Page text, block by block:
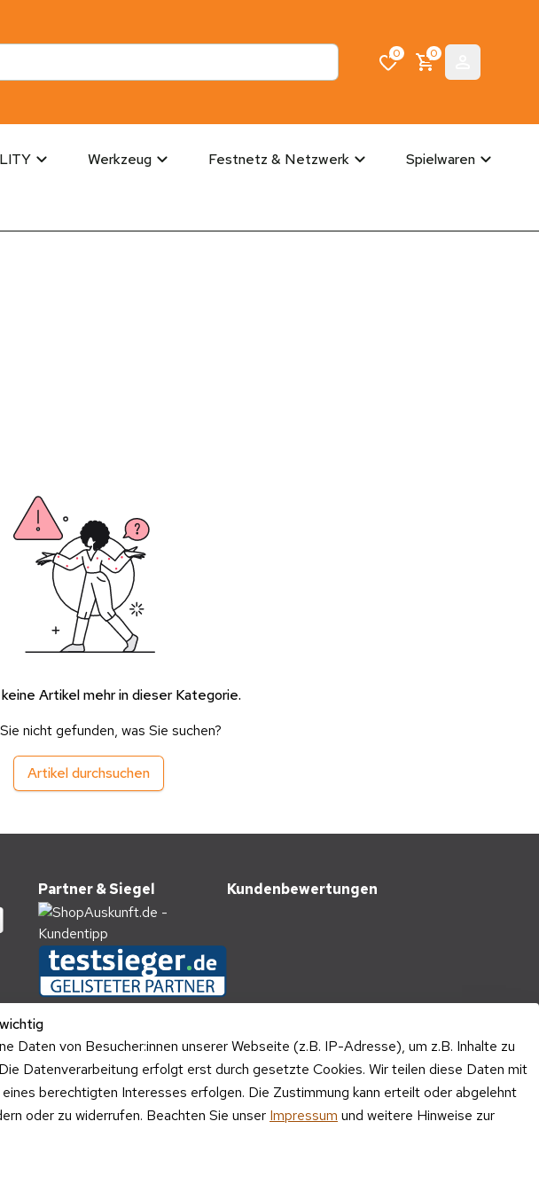
0 0
Werkzeug Festnetz & Netzwerk
Spielwaren
Artikel mehr in dieser Kategorie.
nicht gefunden, was Sie suchen?
Artikel durchsuchen
Daten von Besucher:innen unserer Webseite (z.B. IP-Adresse), um z.B. Inhalte zu
Datenverarbeitung erfolgt erst durch gesetzte Cookies. Wir teilen diese Daten mit
berechtigten Interesses erfolgen. Die Zustimmung kann erteilt oder abgelehnt
oder zu widerrufen. Beachten Sie unser Impressum und weitere Hinweise zur
Partner & Siegel Kundenbewertungen